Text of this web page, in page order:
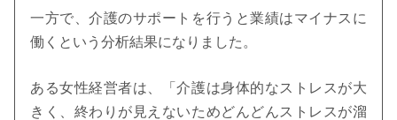
一方で、介護のサポートを行うと業績はマイナスに
働くという分析結果になりました。
ある女性経営者は、「介護は身体的なストレスが大
きく、終わりが見えないためどんどんストレスが溜